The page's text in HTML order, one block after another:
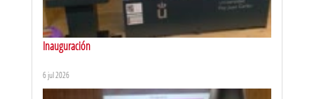
Inauguración
6 jul 2026